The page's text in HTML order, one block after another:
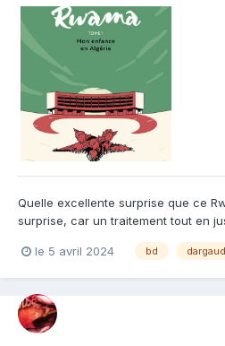
Quelle excellente surprise que ce
surprise, car un traitement tout en
indépendance. Une histoire qui est
le 5 avril 2024 bd dargaud